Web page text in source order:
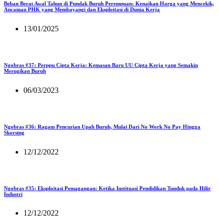
Beban Berat Awal Tahun di Pundak Buruh Perempuan: Kenaikan Harga yang Mencekik,
Ancaman PHK yang Membayangi dan Eksploitasi di Dunia Kerja
13/01/2025
Ngobras #37: Perppu Cipta Kerja: Kemasan Baru UU Cipta Kerja yang Semakin
Merugikan Buruh
06/03/2023
Ngobras #36: Ragam Pencurian Upah Buruh, Mulai Dari No Work No Pay Hingga
Skorsing
12/12/2022
Ngobras #35: Eksploitasi Pemagangan: Ketika Instituasi Pendidikan Tunduk pada Hilir
Industri
12/12/2022